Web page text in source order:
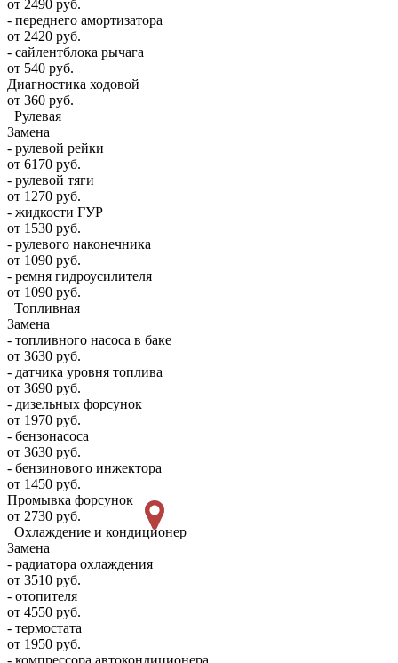
от 2490 руб.
- переднего амортизатора
от 2420 руб.
- сайлентблока рычага
от 540 руб.
Диагностика ходовой
от 360 руб.
Рулевая
Замена
- рулевой рейки
от 6170 руб.
- рулевой тяги
от 1270 руб.
- жидкости ГУР
от 1530 руб.
- рулевого наконечника
от 1090 руб.
- ремня гидроусилителя
от 1090 руб.
Топливная
Замена
- топливного насоса в баке
от 3630 руб.
- датчика уровня топлива
от 3690 руб.
- дизельных форсунок
от 1970 руб.
- бензонасоса
от 3630 руб.
- бензинового инжектора
от 1450 руб.
Промывка форсунок
от 2730 руб.
Охлаждение и кондиционер
Замена
- радиатора охлаждения
от 3510 руб.
- отопителя
от 4550 руб.
- термостата
от 1950 руб.